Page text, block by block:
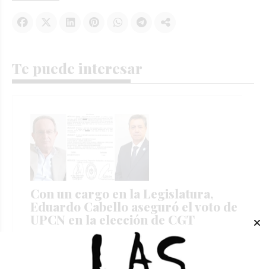
Te puede interesar
Con un cargo en la Legislatura,
Eduardo Cabello aseguró el voto de
UPCN en la elección de CGT
Locales 05/08/2026